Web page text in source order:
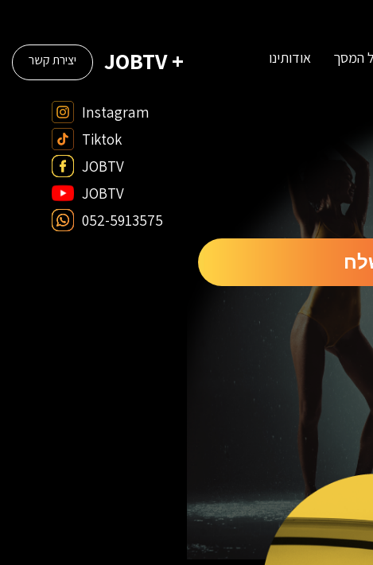
המסך אודותינו + JOBTV יצירת קשר
Instagram
Tiktok
JOBTV
JOBTV
052-5913575